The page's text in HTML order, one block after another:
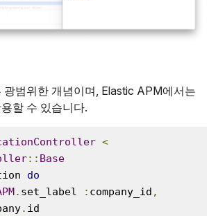
광범위한 개념이며, Elastic APM에서는
할 수 있습니다.
<
:: Base
do
. set_label : company_id ,
. id